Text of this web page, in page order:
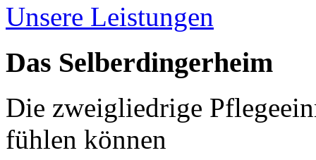
Unsere Leistungen
Das Selberdingerheim
Die zweigliedrige
fühlen können